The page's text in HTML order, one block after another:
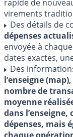
rapide de
virements
Des détails de
dépenses
envoyée à
dates exactes,
Des
l’enseigne
nombre de
moyenne
dans l’enseigne,
dépenses, mais